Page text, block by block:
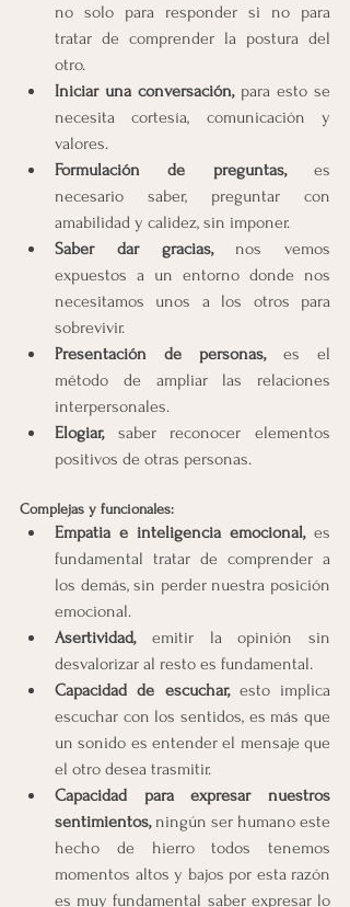
no solo para responder si no para
tratar de comprender la postura del
otro.
Iniciar una conversación, para esto se
necesita cortesía, comunicación y
valores.
Formulación de preguntas, es
necesario saber, preguntar con
amabilidad y calidez, sin imponer.
Saber dar gracias, nos vemos
expuestos a un entorno donde nos
necesitamos unos a los otros para
sobrevivir.
Presentación de personas, es el
método de ampliar las relaciones
interpersonales.
Elogiar, saber reconocer elementos
positivos de otras personas.
Complejas y funcionales:
Empatia e inteligencia emocional, es
fundamental tratar de comprender a
los demás, sin perder nuestra posición
emocional.
Asertividad, emitir la opinión sin
desvalorizar al resto es fundamental.
Capacidad de escuchar, esto implica
escuchar con los sentidos, es más que
un sonido es entender el mensaje que
el otro desea trasmitir.
Capacidad para expresar nuestros
sentimientos, ningún ser humano este
hecho de hierro todos tenemos
momentos altos y bajos por esta razón
es muy fundamental saber expresar lo